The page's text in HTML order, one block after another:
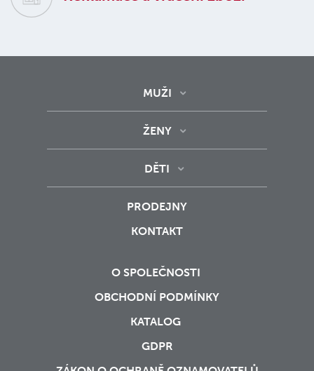
MUŽI
ŽENY
DĚTI
PRODEJNY
KONTAKT
O SPOLEČNOSTI
OBCHODNÍ PODMÍNKY
KATALOG
GDPR